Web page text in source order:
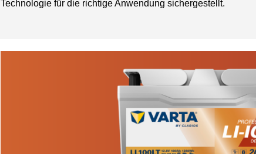
Technologie für die richtige Anwendung sichergestellt.